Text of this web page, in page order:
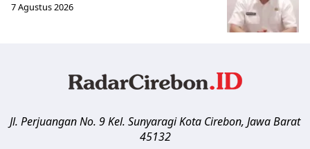
7 Agustus 2026
Jl. Perjuangan No. 9 Kel. SunyaragiKota Cirebon, Jawa Barat
45132